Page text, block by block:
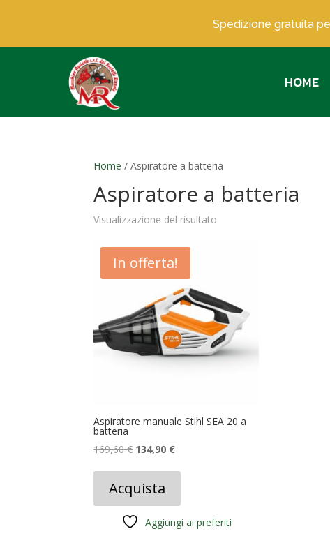
Spedizione gratuita
HOME
Home / Aspiratore a batteria
Aspiratore a batteria
Visualizzazione del risultato
In offerta!
Aspiratore manuale Stihl SEA 20 a
batteria
169,60€ Il
originale
era:
169,60 €.
134,90 €Il
Acquista
Aggiungi ai preferiti